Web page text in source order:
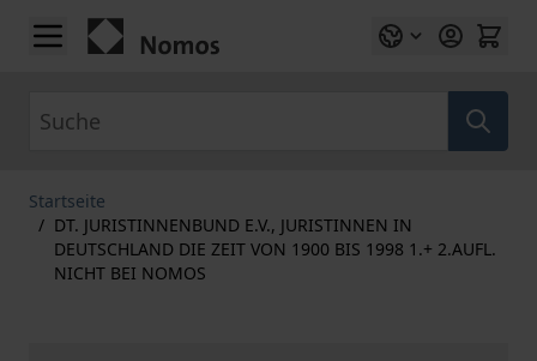
Zum Inhalt springen
Startseite
/ DT. JURISTINNENBUND E.V., JURISTINNEN IN
DEUTSCHLAND DIE ZEIT VON 1900 BIS 1998 1.+ 2.AUFL.
NICHT BEI NOMOS